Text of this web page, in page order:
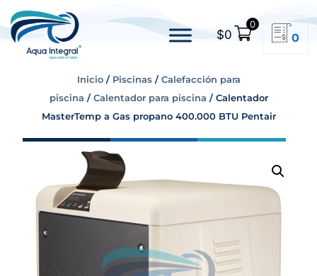
$0
0
0
Inicio/ Piscinas/Calefacción para
piscina /Calentador para piscina / Calentador
MasterTemp a Gas propano 400.000 BTU Pentair